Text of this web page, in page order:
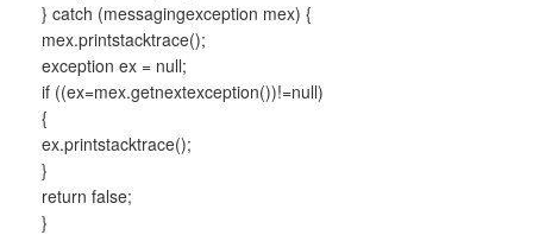
} catch (messagingexception mex) {
mex.printstacktrace();
exception ex = null;
if ((ex=mex.getnextexception())!=null)
{
ex.printstacktrace();
}
return false;
}